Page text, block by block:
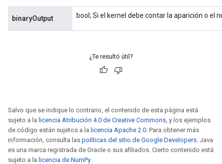
binaryOutput bool; Si el kernel debe contar la aparición o el
¿Te resultó útil?
Salvo que se indique lo contrario, el contenido de esta página está
sujeto a la licencia Atribución 4.0 de Creative Commons, y los ejemplos
de código están sujetos a la licencia Apache 2.0. Para obtener más
información, consulta las políticas del sitio de Google Developers. Java
es una marca registrada de Oracle o sus afiliados. Cierto contenido está
sujeto a la licencia de NumPy.